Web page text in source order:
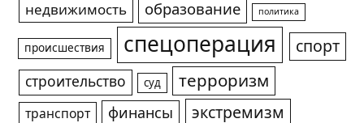
недвижимость
образование политика
происшествия спецоперация спорт
строительство суд терроризм
транспорт финансы экстремизм